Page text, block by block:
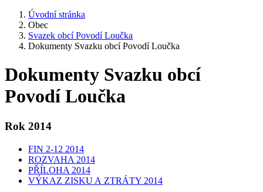
Úvodní stránka
Obec
Svazek obcí Povodí Loučka
Dokumenty Svazku obcí Povodí Loučka
Dokumenty Svazku obcí
Povodí Loučka
Rok 2014
FIN 2-12 2014
ROZVAHA 2014
PŘÍLOHA 2014
VÝKAZ ZISKU A ZTRÁTY 2014